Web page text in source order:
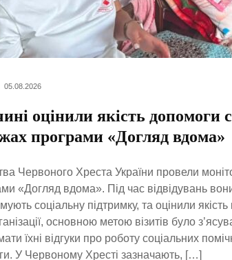
05.08.2026
оцінили якість допомоги
програми «Догляд вдома»
Червоного Хреста України провели
«Догляд вдома». Під час відвідувань
соціальну підтримку, та оцінили
основною метою візитів було
їхні відгуки про роботу соціальних
У Червоному Хресті зазначають, […]